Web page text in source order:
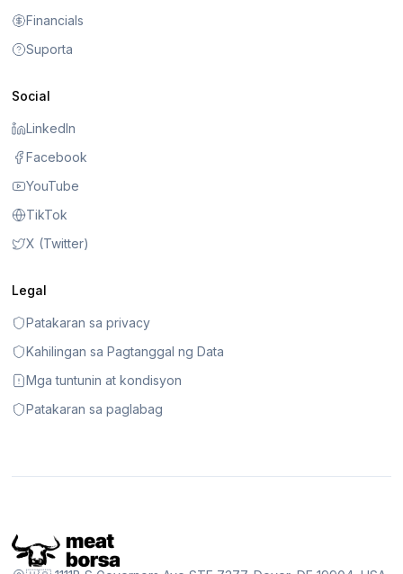
Financials
Suporta
Social
LinkedIn
Facebook
YouTube
TikTok
X (Twitter)
Legal
Patakaran sa privacy
Kahilingan sa Pagtanggal ng Data
Mga tuntunin at kondisyon
Patakaran sa paglabag